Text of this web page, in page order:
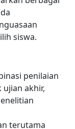
siswa.
penilaian
akhir,
terutama